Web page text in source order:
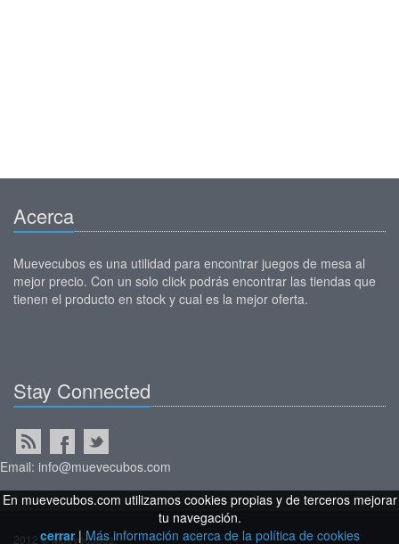
Acerca
Muevecubos es una utilidad para encontrar juegos de mesa al
mejor precio. Con un solo click podrás encontrar las tiendas que
tienen el producto en stock y cual es la mejor oferta.
Stay Connected
Email: info@muevecubos.com
2012 © Muevecubos.
En muevecubos.com utilizamos cookies propias y de terceros mejorar
tu navegación.
cerrar|Más información acerca de la política de cookies